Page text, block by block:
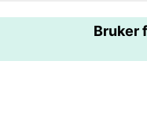
Sikkerhet Kirurgi
Bruker